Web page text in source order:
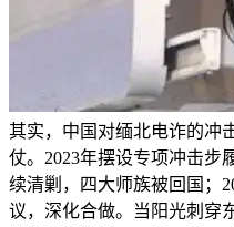
其实，中国对缅北电诈的冲
仗。2023年摆设专项冲击步
续清剿，四大师族被回国；
议，深化合做。当阳光刺穿